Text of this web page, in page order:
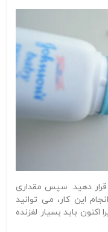
دهید. سپس مقداری
این کار، می توانید
اکنون باید بسیار لغزنده